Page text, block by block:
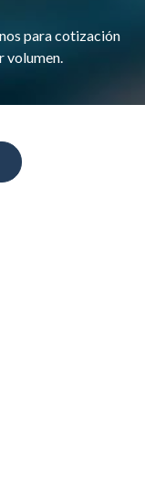
para cotización
volumen.